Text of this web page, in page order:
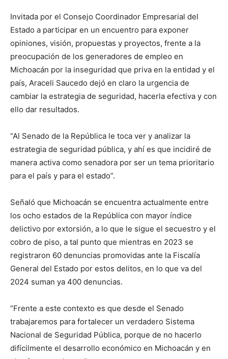
Invitada por el Consejo Coordinador Empresarial del
Estado a participar en un encuentro para exponer
opiniones, visión, propuestas y proyectos, frente a la
preocupación de los generadores de empleo en
Michoacán por la inseguridad que priva en la entidad y el
país, Araceli Saucedo dejó en claro la urgencia de
cambiar la estrategia de seguridad, hacerla efectiva y con
ello dar resultados.
“Al Senado de la República le toca ver y analizar la
estrategia de seguridad pública, y ahí es que incidiré de
manera activa como senadora por ser un tema prioritario
para el país y para el estado”.
Señaló que Michoacán se encuentra actualmente entre
los ocho estados de la República con mayor índice
delictivo por extorsión, a lo que le sigue el secuestro y el
cobro de piso, a tal punto que mientras en 2023 se
registraron 60 denuncias promovidas ante la Fiscalía
General del Estado por estos delitos, en lo que va del
2024 suman ya 400 denuncias.
“Frente a este contexto es que desde el Senado
trabajaremos para fortalecer un verdadero Sistema
Nacional de Seguridad Pública, porque de no hacerlo
difícilmente el desarrollo económico en Michoacán y en